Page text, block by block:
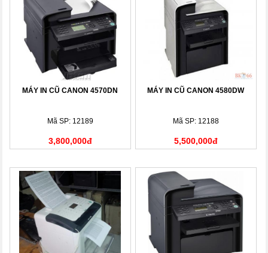
MÁY IN CŨ CANON 4570DN
Mã SP: 12189
3,800,000đ
MÁY IN CŨ CANON 4580DW
Mã SP: 12188
5,500,000đ